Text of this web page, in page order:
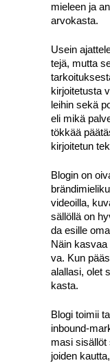
mie­leen ja
arvo­kas­ta.
Usein
te­jä, mut­ta
kir­joi­te­tus­ta
lei­hin sekä
eli mikä
tök­kää
kir­joi­te­tun
Blo­gin on
videoil­la,
säl­löl­lä on
da esil­le
Näin
va. Kun
alal­la­si, olet
kas­ta.
Blo­gi toi­mii
inbound-
ma­si
joi­den